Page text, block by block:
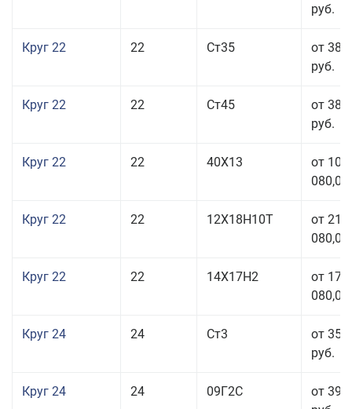
руб.
Круг 22 22 Ст35
от 38
руб.
Круг 22 22 Ст45
от 38
руб.
Круг 22 22 40Х13
от 103
080,00
Круг 22 22 12Х18Н10Т
от 210
080,00
Круг 22 22 14Х17Н2
от 175
080,00
Круг 24 24 Ст3
от 35
руб.
Круг 24 24 09Г2С
от 39